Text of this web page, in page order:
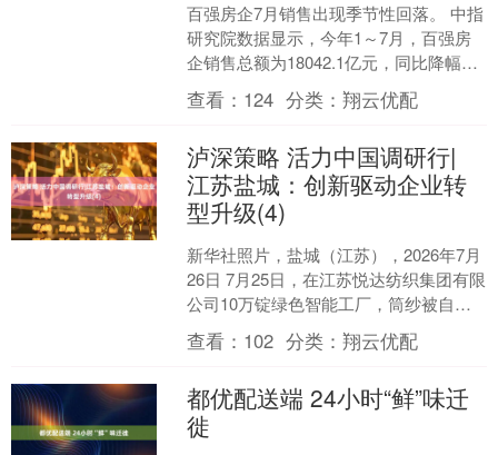
百强房企7月销售出现季节性回落。 中指
研究院数据显示，今年1～7月，百强房
企销售总额为18042.1亿元，同比降幅较
前6月收窄0.6个百分点。但环比看，7月
单月....
查看： 124 分类：翔云优配
泸深策略 活力中国调研行|
江苏盐城：创新驱动企业转
型升级(4)
新华社照片，盐城（江苏），2026年7月
26日 7月25日，在江苏悦达纺织集团有限
公司10万锭绿色智能工厂，筒纱被自动
输送到成包线自动成包。该工厂入选全
球“灯塔....
查看： 102 分类：翔云优配
都优配送端 24小时“鲜”味迁
徙